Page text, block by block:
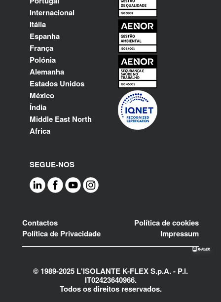
Internacional
Itália
Espanha
França
Polónia
Alemanha
Estados Unidos
México
Índia
Middle East North
Africa
SEGUE-NOS
Footer
Contactos
Política de cookies
Política de Privacidade
Impressum
© 1989-2025 L'ISOLANTE K-FLEX S.p.A. - P.l.
IT02423640966.
Todos os direitos reservados.